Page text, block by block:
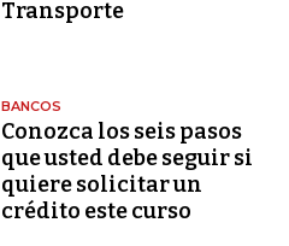
Transporte
BANCOS
Conozca los seis pasos
que usted debe seguir si
quiere solicitar un
crédito este curso